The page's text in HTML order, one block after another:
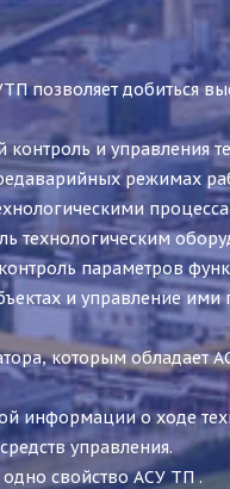
позволяет добиться
и управления
режимах
технологическим
параметров
и управление
которым обладает
информации о ходе
управления.
свойство АСУ ТП .